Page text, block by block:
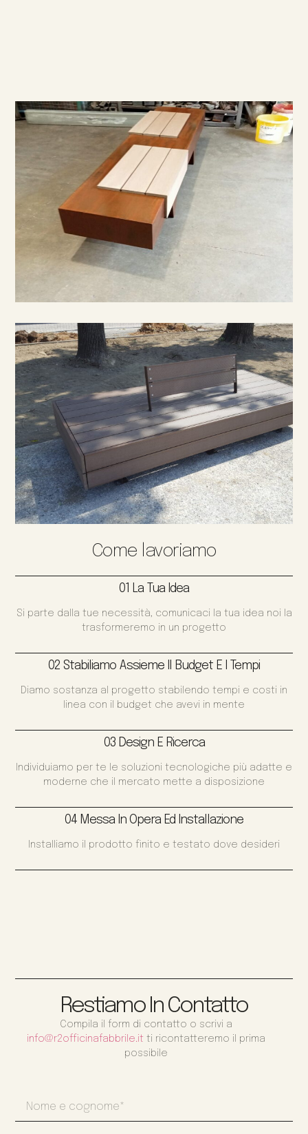
Come lavoriamo
01 La Tua Idea
Si parte dalla tue necessità, comunicaci la tua idea noi la
trasformeremo in un progetto
02 Stabiliamo Assieme Il Budget E I Tempi
Diamo sostanza al progetto stabilendo tempi e costi in
linea con il budget che avevi in mente
03 Design E Ricerca
Individuiamo per te le soluzioni tecnologiche più adatte e
moderne che il mercato mette a disposizione
04 Messa In Opera Ed Installazione
Installiamo il prodotto finito e testato dove desideri
Restiamo In Contatto
Compila il form di contatto o scrivi a
info@r2officinafabbrile.it ti ricontatteremo il prima
possibile